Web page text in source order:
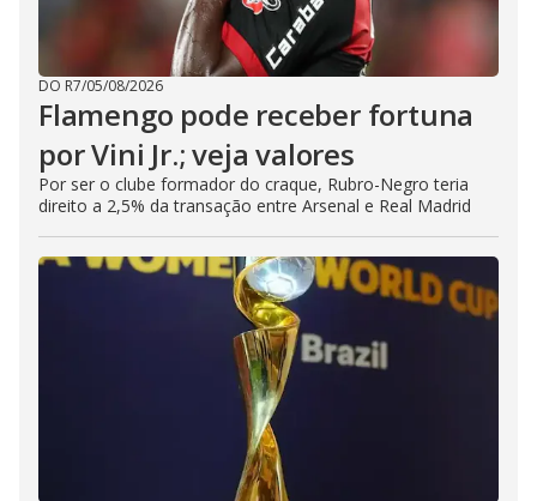
DO R7/05/08/2026
Flamengo pode receber fortuna
por Vini Jr.; veja valores
Por ser o clube formador do craque, Rubro-Negro teria
direito a 2,5% da transação entre Arsenal e Real Madrid